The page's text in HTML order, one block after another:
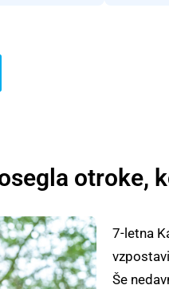
otroke,
7-letna
Še